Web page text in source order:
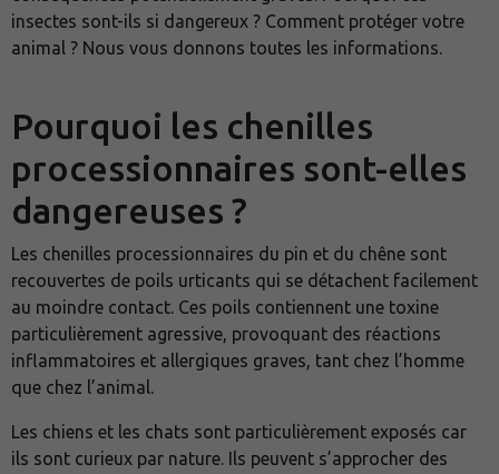
insectes sont-ils si dangereux ? Comment protéger votre
animal ? Nous vous donnons toutes les informations.
Pourquoi les chenilles
processionnaires sont-elles
dangereuses ?
Les chenilles processionnaires du pin et du chêne sont
recouvertes de poils urticants qui se détachent facilement
au moindre contact. Ces poils contiennent une toxine
particulièrement agressive, provoquant des réactions
inflammatoires et allergiques graves, tant chez l’homme
que chez l’animal.
Les chiens et les chats sont particulièrement exposés car
ils sont curieux par nature. Ils peuvent s’approcher des